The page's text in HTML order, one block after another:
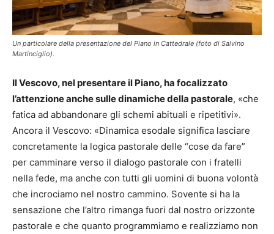
Un particolare della presentazione del Piano in Cattedrale (foto di Salvino
Martinciglio).
Il Vescovo, nel presentare il Piano, ha focalizzato
l’attenzione anche sulle dinamiche della pastorale, «che
fatica ad abbandonare gli schemi abituali e ripetitivi».
Ancora il Vescovo: «Dinamica esodale significa lasciare
concretamente la logica pastorale delle “cose da fare”
per camminare verso il dialogo pastorale con i fratelli
nella fede, ma anche con tutti gli uomini di buona volontà
che incrociamo nel nostro cammino. Sovente si ha la
sensazione che l’altro rimanga fuori dal nostro orizzonte
pastorale e che quanto programmiamo e realizziamo non